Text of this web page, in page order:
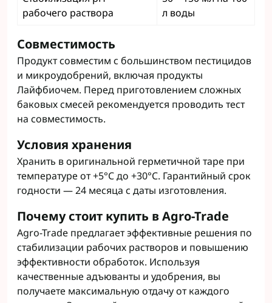
рабочего раствора
л воды
Совместимость
Продукт совместим с большинством пестицидов
и микроудобрений, включая продукты
Лайфбиочем. Перед приготовлением сложных
баковых смесей рекомендуется проводить тест
на совместимость.
Условия хранения
Хранить в оригинальной герметичной таре при
температуре от +5°C до +30°C. Гарантийный срок
годности — 24 месяца с даты изготовления.
Почему стоит купить в Agro-Trade
Agro-Trade предлагает эффективные решения по
стабилизации рабочих растворов и повышению
эффективности обработок. Используя
качественные адъюванты и удобрения, вы
получаете максимальную отдачу от каждого